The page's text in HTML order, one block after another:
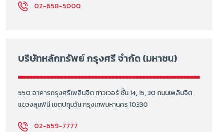
02-658-5000
บริษัทหลักทรัพย์ กรุงศรี จำกัด (มหาชน)
550 อาคารกรุงศรีเพลินจิต ทาวเวอร์ ชั้น 14, 15, 30 ถนนเพลินจิต
แขวงลุมพินี เขตปทุมวัน กรุงเทพมหานคร 10330
02-659-7777